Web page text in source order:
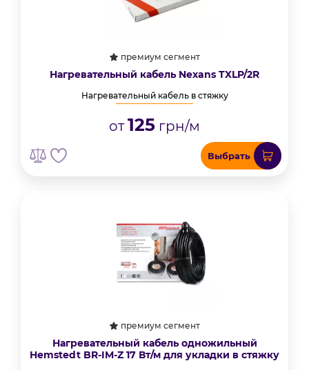
премиум сегмент
Нагревательный кабель Nexans TXLP/2R
Нагревательный кабель в стяжку
от125 грн/м
Выбрать
премиум сегмент
Нагревательный кабель одножильный
Hemstedt BR-IM-Z 17 Вт/м для укладки в стяжку